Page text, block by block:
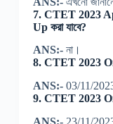
7. CTET 2023
Up করা যাবে?
ANS:- না।
8. CTET 2023
ANS:- 03/11/
9. CTET 2023
ANS:- 23/11/